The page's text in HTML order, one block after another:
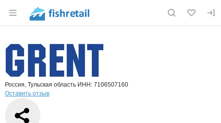
Раздел навигации по сайту fishretail.ru
Страница компании
Страница компанииGRENT, ООО
Краткая информация о компании
Россия, Тульская область ИНН: 7106507160
Оставить отзыв